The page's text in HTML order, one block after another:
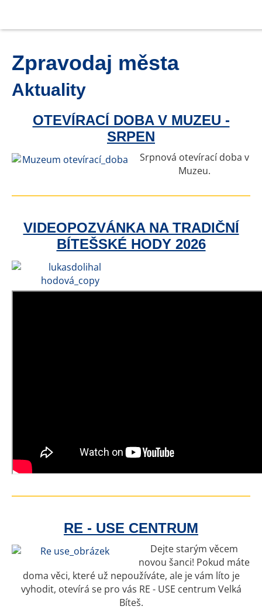
Zpravodaj města
Aktuality
OTEVÍRACÍ DOBA V MUZEU -
SRPEN
Srpnová otevírací doba v
Muzeu.
VIDEOPOZVÁNKA NA TRADIČNÍ
BÍTEŠSKÉ HODY 2026
RE - USE CENTRUM
Dejte starým věcem
novou šanci! Pokud máte
doma věci, které už nepoužíváte, ale je vám líto je
vyhodit, otevírá se pro vás RE - USE centrum Velká
Bíteš.